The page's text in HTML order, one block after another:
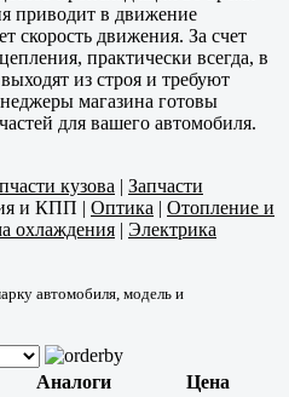
приводит в движение
скорость движения. За счет
практически всегда, в
из строя и требуют
магазина готовы
для вашего автомобиля.
кузова | Запчасти
и КПП | Оптика | Отопление и
охлаждения | Электрика
автомобиля, модель и
Аналоги Цена